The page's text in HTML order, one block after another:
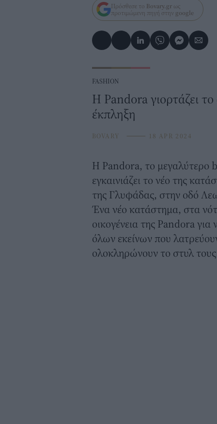
Πρόσθεσε το Bovary.gr ως
προτιμώμενη πηγή στην google
FASHION
Η Pandora γιορτάζει
έκπληξη
BOVARY ⸻ 18 APR 2024
Η Pandora, το μεγαλύτερο
εγκαινιάζει το νέο της
της Γλυφάδας, στην οδό
Ένα νέο κατάστημα, στα
οικογένεια της Pandora
όλων εκείνων που
ολοκληρώνουν το στυλ